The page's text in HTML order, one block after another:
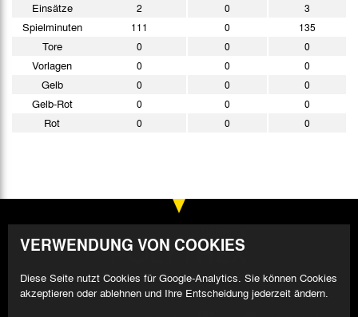
Einsätze
2 0 3
Spielminuten 111 0 135
Tore 0 0 0
Vorlagen 0 0 0
Gelb 0 0 0
Gelb-Rot 0 0 0
Rot 0 0 0
VERWENDUNG VON COOKIES
Diese Seite nutzt Cookies für Google-Analytics. Sie können Cookies
akzeptieren oder ablehnen und Ihre Entscheidung jederzeit ändern.